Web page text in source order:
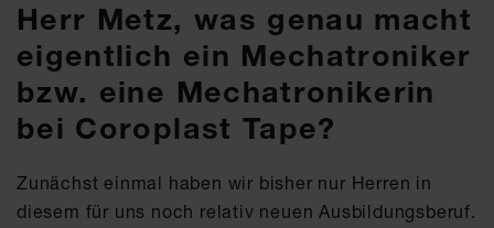
Herr Metz, was genau macht
eigentlich ein Mechatroniker
bzw. eine Mechatronikerin
bei Coroplast Tape?
Zunächst einmal haben wir bisher nur Herren in
diesem für uns noch relativ neuen Ausbildungsberuf.